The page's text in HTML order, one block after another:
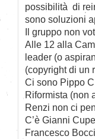
possibilità di
sono soluzioni
Il gruppo non
Alle 12 alla
leader (o
(copyright di un
Ci sono Pippo
Riformista (non
Renzi non ci
C’è Gianni
Francesco